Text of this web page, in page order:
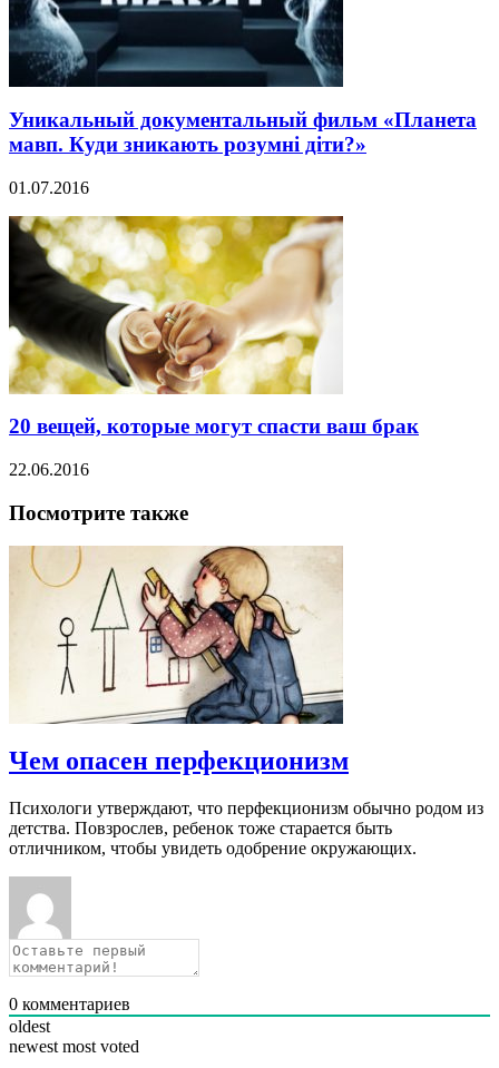
Уникальный документальный фильм «Планета
мавп. Куди зникають розумні діти?»
01.07.2016
20 вещей, которые могут спасти ваш брак
22.06.2016
Посмотрите также
Чем опасен перфекционизм
Психологи утверждают, что перфекционизм обычно родом из
детства. Повзрослев, ребенок тоже старается быть
отличником, чтобы увидеть одобрение окружающих.
0 комментариев
oldest
newest most voted